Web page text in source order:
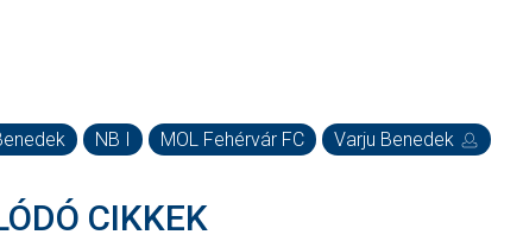
NB I MOL Fehérvár FC Varju Benedek
CIKKEK